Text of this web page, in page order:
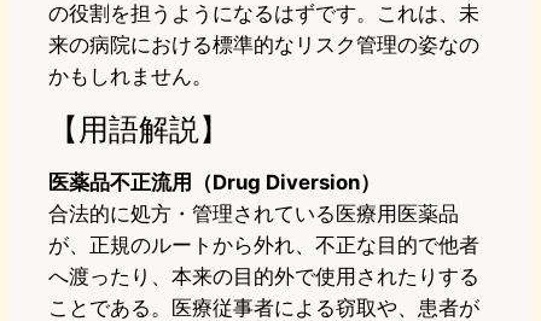
の役割を担うようになるはずです。これは、未
来の病院における標準的なリスク管理の姿なの
かもしれません。
【用語解説】
医薬品不正流用（Drug Diversion）
合法的に処方・管理されている医療用医薬品
が、正規のルートから外れ、不正な目的で他者
へ渡ったり、本来の目的外で使用されたりする
ことである。医療従事者による窃取や、患者が